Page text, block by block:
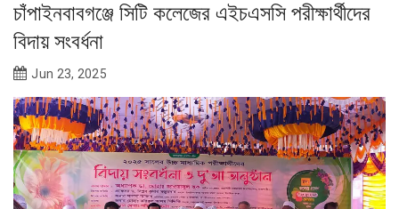
চাঁপাইনবাবগঞ্জে সিটি কলেজের এইচএসসি পরীক্ষার্থীদের
বিদায় সংবর্ধনা
Jun 23, 2025